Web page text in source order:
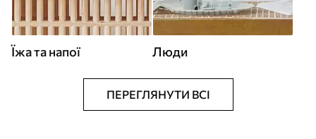
Їжа та напої Люди
ПЕРЕГЛЯНУТИ ВСІ